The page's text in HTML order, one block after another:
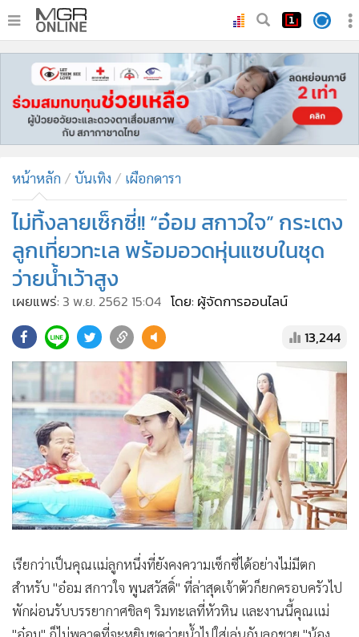
หน้าหลัก
ทันเหตุการณ์
• ภาคใต้
• บันเทิง
• ผู้จัดการรายวัน
• คอลัมนิสต์
• ละคร
• CbizReview
• Cyber BIZ
• ผู้จัดกวน
• Good health & Well-being
• Green Innovation & SD
• Management & HR
•
MGR Live
Infographic
• การเมือง
• ท่องเที่ยว
• กีฬา
• ต่างประเทศ
• Special Scoop
• เศรษฐกิจ-ธุรกิจ
• จีน
หน้าหลัก บันเทิง เผือกดารา
ไม่ทิ้งลายเซ็กซี่!! “อ๋อม สกาวใจ” กระเตง
ลูกเที่ยวทะเล พร้อมอวดหุ่นแซบในชุด
ว่ายน้ำเว้าสูง
เผยแพร่: 3 พ.ย. 2562 15:04 โดย: ผู้จัดการออนไลน์
13,244
เรียกว่าเป็นคุณแม่ลูกหนึ่งที่ยังคงความเซ็กซี่ได้อย่างไม่มีตก
สำหรับ "อ๋อม สกาวใจ พูนสวัสดิ์" ที่ล่าสุดเจ้าตัวก็ยกครอบครัวไป
พักผ่อนรับบรรยากาศชิลๆ ริมทะเลที่หัวหิน และงานนี้คุณแม่